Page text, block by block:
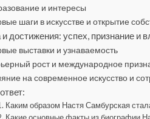
и интересы
шаги в искусстве и открытие
и достижения: успех, признание и
выставки и узнаваемость
рост и международное
на современное искусство и
Каким образом Настя Самбурская